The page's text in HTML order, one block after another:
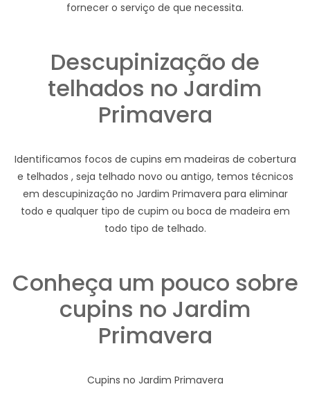
fornecer o serviço de que necessita.
Descupinização de
telhados no Jardim
Primavera
Identificamos focos de cupins em madeiras de cobertura
e telhados , seja telhado novo ou antigo, temos técnicos
em descupinização no Jardim Primavera para eliminar
todo e qualquer tipo de cupim ou boca de madeira em
todo tipo de telhado.
Conheça um pouco sobre
cupins no Jardim
Primavera
Cupins no Jardim Primavera